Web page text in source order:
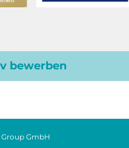
bewerben
GmbH